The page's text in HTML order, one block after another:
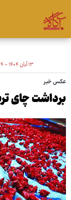
۱۳ آبان ۱۴۰۴ - ۱۳:۲۴
عکس خبر
برداشت چای